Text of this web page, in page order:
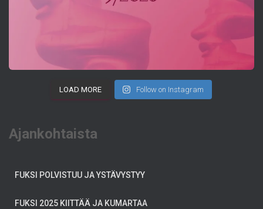
LOAD MORE Follow on Instagram
Ajankohtaista
FUKSI POLVISTUU JA YSTÄVYSTYY
FUKSI 2025 KIITTÄÄ JA KUMARTAA